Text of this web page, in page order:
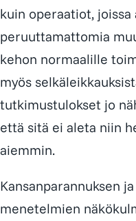
kuin operaatiot, joissa
peruuttamattomia
kehon normaalille
myös
tutkimustulokset jo
että sitä ei aleta niin
aiemmin.
Kansanparannuksen
menetelmien